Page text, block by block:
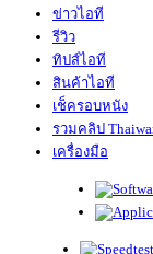
ข่าวไอที
รีวิว
ทิปส์ไอที
สินค้าไอที
เช็ครอบหนัง
รวมคลิป
เครื่องมือ